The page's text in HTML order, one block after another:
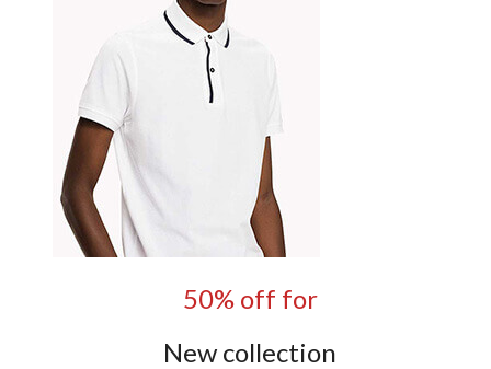
50% off for
New collection